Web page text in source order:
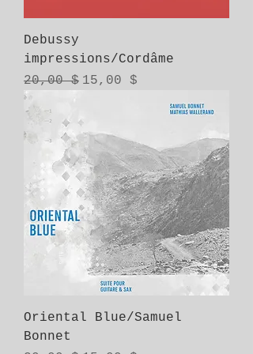
Debussy
impressions/Cordâme
Prix original
20,00 $ Prix promotionnel
15,00 $
Oriental Blue/Samuel
Bonnet